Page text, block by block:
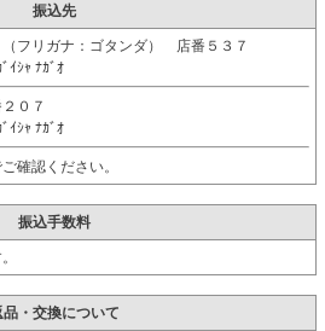
振込先
フリガナ：ゴタンダ） 店番５３７
ｼｬ ﾅｶﾞｵ
０７
ｼｬ ﾅｶﾞｵ
確認ください。
振込手数料
品・交換について